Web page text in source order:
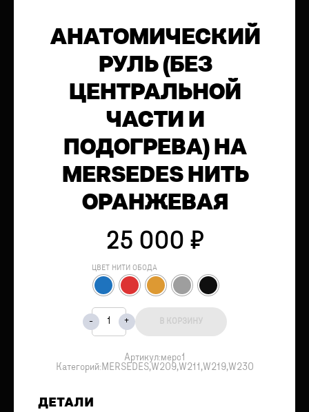
АНАТОМИЧЕСКИЙ
РУЛЬ (БЕЗ
ЦЕНТРАЛЬНОЙ
ЧАСТИ И
ПОДОГРЕВА) НА
MERSEDES НИТЬ
ОРАНЖЕВАЯ
25 000 ₽
ЦВЕТ НИТИ ОБОДА
В КОРЗИНУ
Артикул:мерс1
Категорий: MERSEDES,W209,W211 ,W219,W230
ДЕТАЛИ